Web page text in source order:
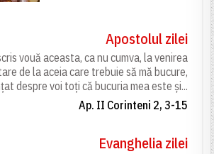
Apostolul zilei
vouă aceasta, ca nu cumva, la venirea
de la aceia care trebuie să mă bucure,
despre voi toți că bucuria mea este și...
Ap. II Corinteni 2, 3-15
Evanghelia zilei